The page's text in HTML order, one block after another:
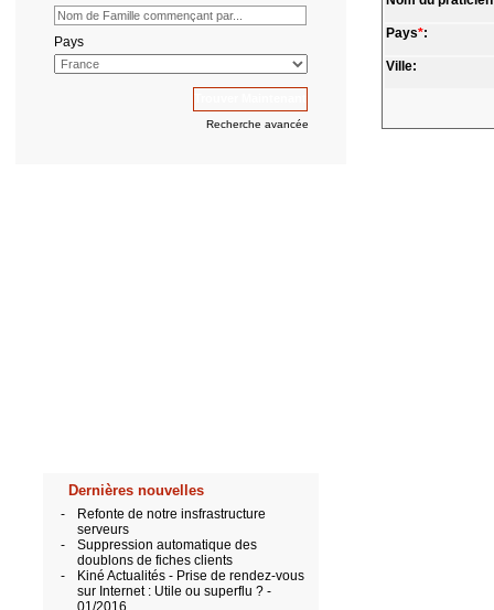
Pays
Recherche avancée
Dernières nouvelles
-
Refonte de notre insfrastructure
serveurs
-
Suppression automatique des
doublons de fiches clients
-
Kiné Actualités - Prise de rendez-vous
sur Internet : Utile ou superflu ? -
01/2016
Pays*:
Ville: